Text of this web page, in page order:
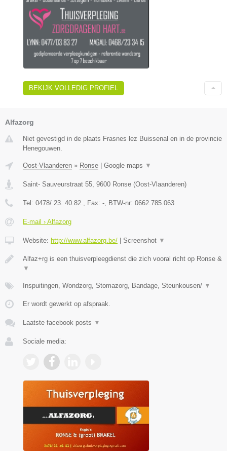
BEKIJK VOLLEDIG PROFIEL
Alfazorg
Niet gevestigd in de plaats Frasnes lez Buissenal en in de provincie
Henegouwen.
Oost-Vlaanderen » Ronse Google maps ▼
Saint- Sauveurstraat 55, 9600 Ronse (Oost-Vlaanderen)
Tel: 0478/ 23. 40.82., Fax: -, BTW-nr: 0662.785.063
E-mail › Alfazorg
Website: http://www.alfazorg.be/ Screenshot ▼
Alfaz+rg is een thuisverpleegdienst die zich vooral richt op Ronse &
▼
Inspuitingen, Wondzorg, Stomazorg, Bandage, Steunkousen/ ▼
Er wordt gewerkt op afspraak.
Laatste facebook posts ▼
Sociale media: